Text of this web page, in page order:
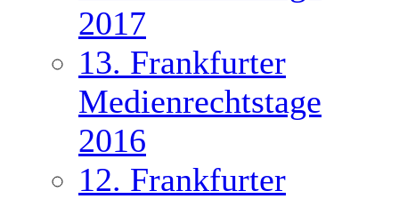
2017
13. Frankfurter
Medienrechtstage
2016
12. Frankfurter